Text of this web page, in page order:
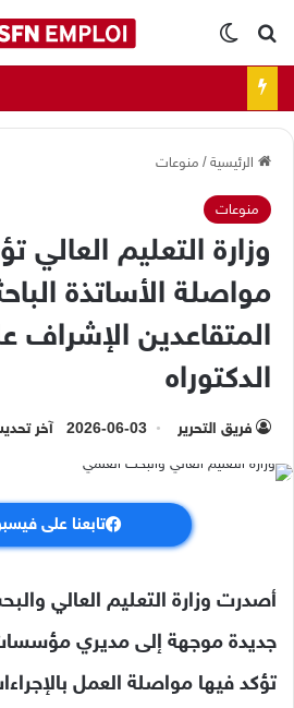
بحث عنالوضع المظلم
الرئيسية/ منوعات
منوعات
وزارة التعليم العالي
مواصلة الأساتذة
المتقاعدين الإشراف
الدكتوراه
فريق التحرير 2026-06-03 آخر تحديث :
تابعنا على
أصدرت وزارة التعليم العالي
جديدة موجهة إلى مديري مؤسسات
تؤكد فيها مواصلة العمل